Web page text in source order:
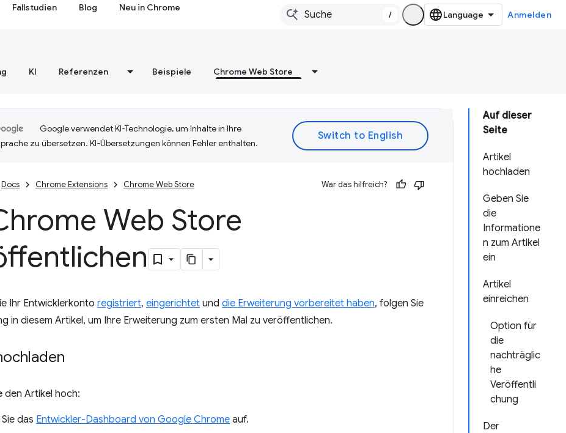
Fallstudien Blog Neu in Chrome
/ Anmelden
KI Referenzen Beispiele Chrome Web Store
Auf dieser
Seite
Artikel
hochladen
Geben Sie
die
Informatione
n zum Artikel
ein
Artikel
einreichen
Option für
die
nachträglic
he
Veröffentli
chung
Der
Google verwendet KI-Technologie, um Inhalte in Ihre
zu übersetzen. KI-Übersetzungen können Fehler enthalten.
Docs Chrome Extensions Chrome Web Store War das hilfreich?
Web Store
Ihr Entwicklerkonto registriert, eingerichtet und die Erweiterung vorbereitet haben, folgen Sie
in diesem Artikel, um Ihre Erweiterung zum ersten Mal zu veröffentlichen.
den Artikel hoch:
das Entwickler-Dashboard von Google Chrome auf.